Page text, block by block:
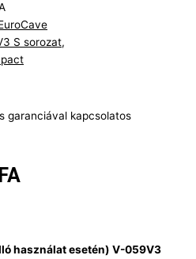
S sorozat,
garanciával kapcsolatos
használat esetén) V-059V3